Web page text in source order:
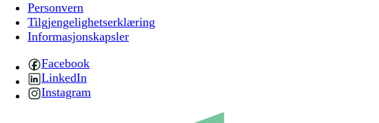
Personvern
Tilgjengelighetserklæring
Informasjonskapsler
Facebook
LinkedIn
Instagram